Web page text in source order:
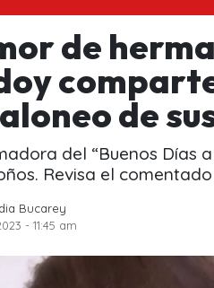
de
de
del “Buenos Días
Revisa el
Bucarey
- 11:45 am